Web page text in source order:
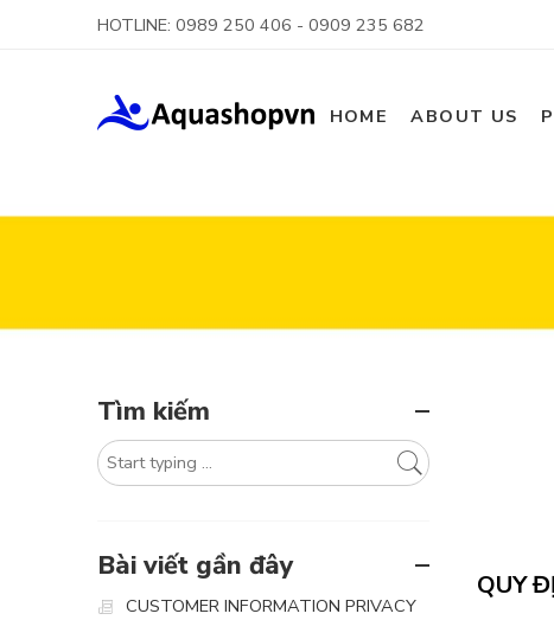
HOTLINE: 0989 250 406 - 0909 235 682
HOME ABOUT US
QUY
Tìm kiếm
Bài viết gần đây
CUSTOMER INFORMATION PRIVACY